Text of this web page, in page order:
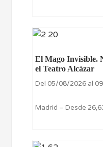
El Mago Invisible.
el Teatro Alcázar
Del 05/08/2026 al
Madrid – Desde